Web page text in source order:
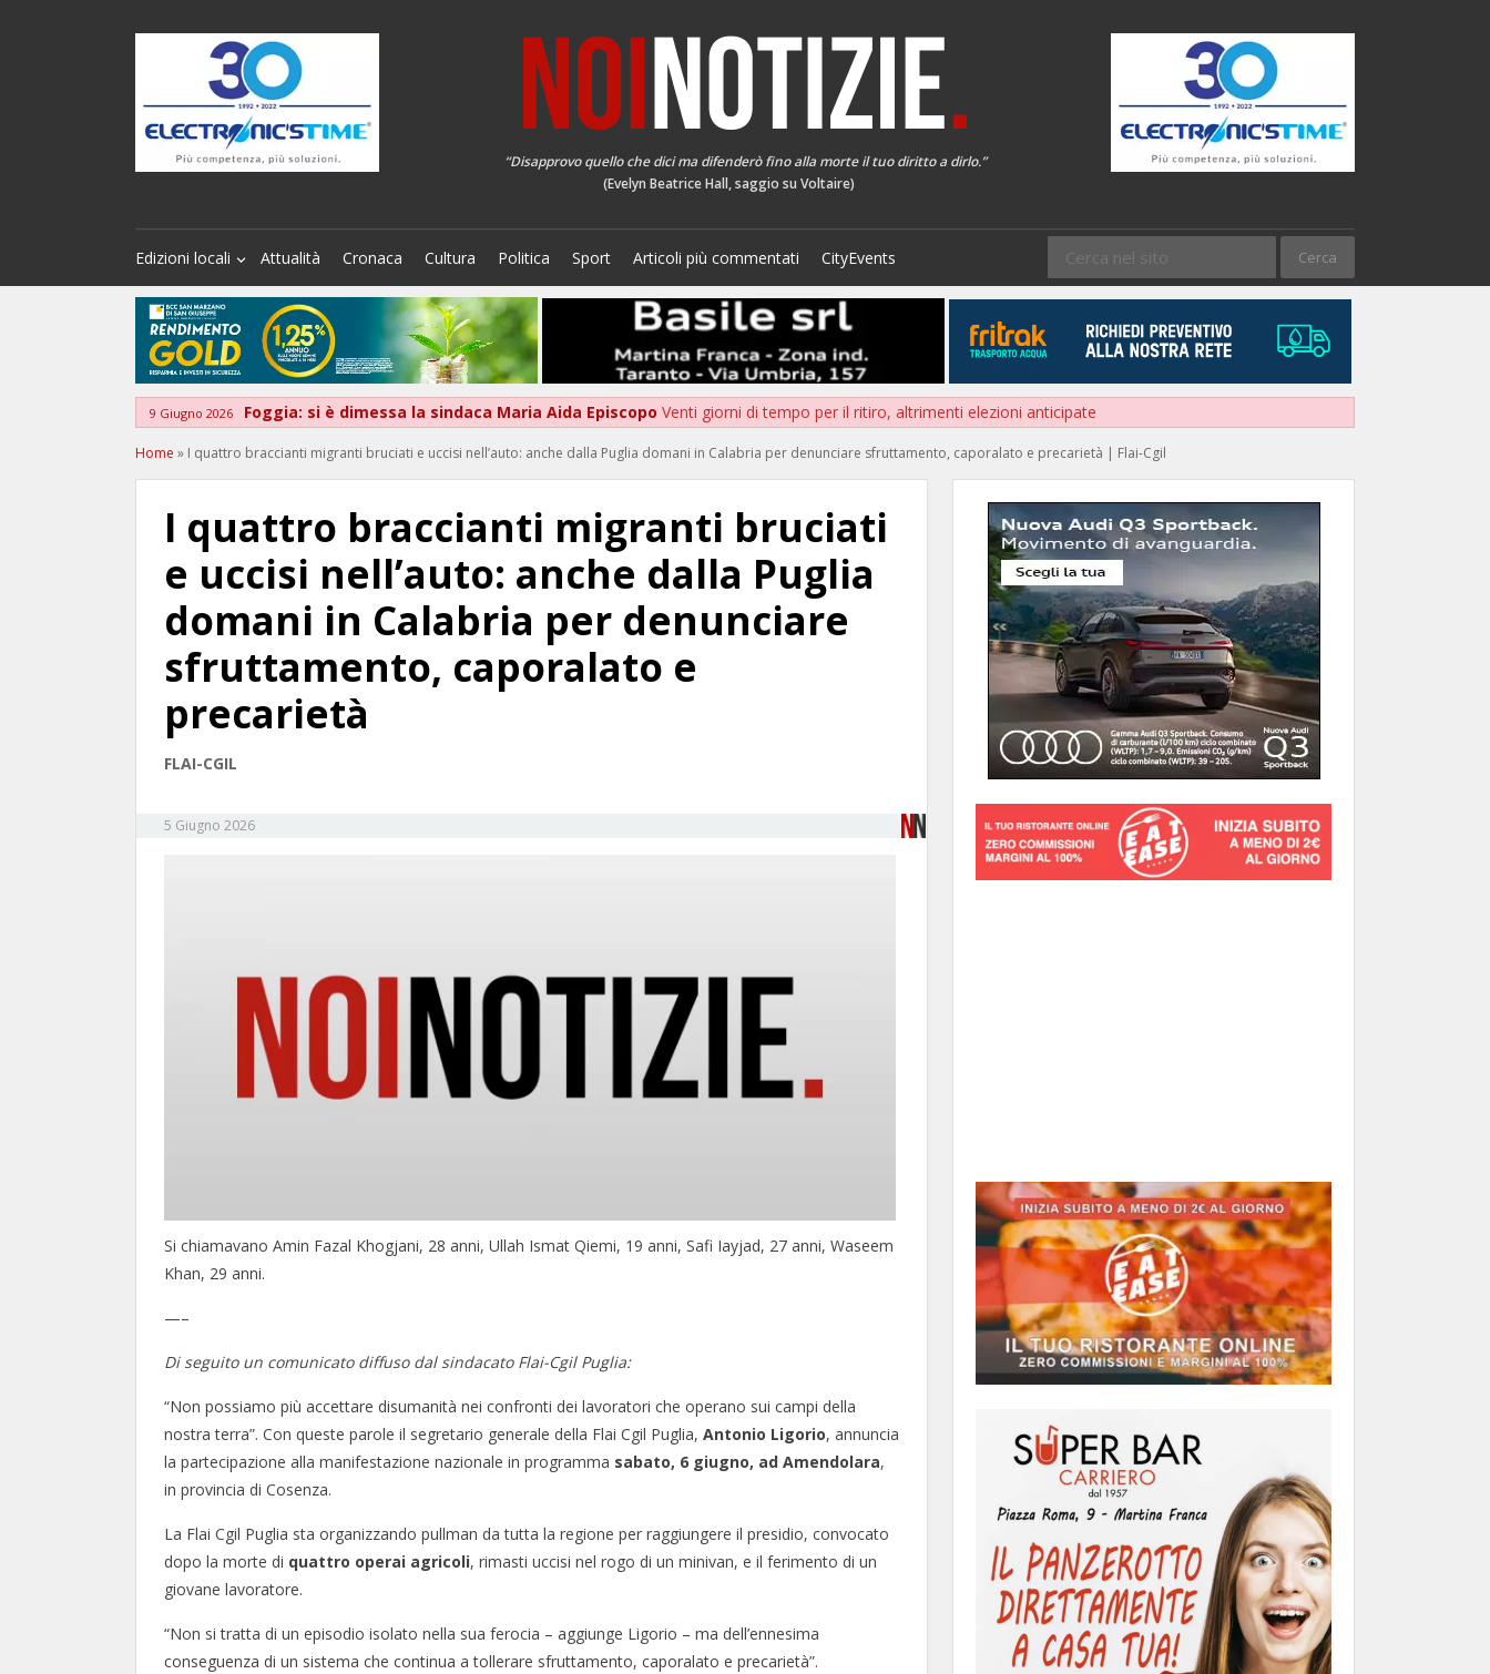
“Disapprovo quello che dici ma difenderò fino alla morte il tuo diritto a dirlo.”
(Evelyn Beatrice Hall, saggio su Voltaire)
Edizioni locali Attualità Cronaca Cultura Politica Sport Articoli più commentati CityEvents
9 Giugno 2026 Foggia: si è dimessa la sindaca Maria Aida Episcopo Venti giorni di tempo per il ritiro, altrimenti elezioni anticipate
Home » I quattro braccianti migranti bruciati e uccisi nell’auto: anche dalla Puglia domani in Calabria per denunciare sfruttamento, caporalato e precarietà | Flai-Cgil
I quattro braccianti migranti bruciati
e uccisi nell’auto: anche dalla Puglia
domani in Calabria per denunciare
sfruttamento, caporalato e
precarietà
FLAI-CGIL
5 Giugno 2026
Si chiamavano Amin Fazal Khogjani, 28 anni, Ullah Ismat Qiemi, 19 anni, Safi Iayjad, 27 anni, Waseem
Khan, 29 anni.
—–
Di seguito un comunicato diffuso dal sindacato Flai-Cgil Puglia:
“Non possiamo più accettare disumanità nei confronti dei lavoratori che operano sui campi della
nostra terra”. Con queste parole il segretario generale della Flai Cgil Puglia, Antonio Ligorio, annuncia
la partecipazione alla manifestazione nazionale in programma sabato, 6 giugno, ad Amendolara,
in provincia di Cosenza.
La Flai Cgil Puglia sta organizzando pullman da tutta la regione per raggiungere il presidio, convocato
dopo la morte di quattro operai agricoli, rimasti uccisi nel rogo di un minivan, e il ferimento di un
giovane lavoratore.
“Non si tratta di un episodio isolato nella sua ferocia – aggiunge Ligorio – ma dell’ennesima
conseguenza di un sistema che continua a tollerare sfruttamento, caporalato e precarietà”.